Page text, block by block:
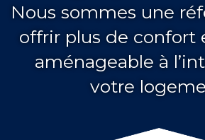
Nous sommes une
offrir plus de confort
aménageable à
votre